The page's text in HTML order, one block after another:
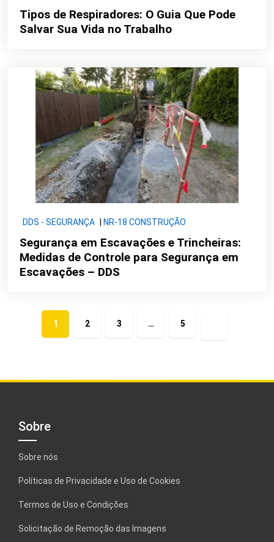
Tipos de Respiradores: O Guia Que Pode
Salvar Sua Vida no Trabalho
DDS - SEGURANÇA NR-18 CONSTRUÇÃO
Segurança em Escavações e Trincheiras:
Medidas de Controle para Segurança em
Escavações – DDS
1 2 3 …
5
Sobre
Sobre nós
Políticas de Privacidade e Uso de Cookies
Termos de Uso e Condições
Solicitação de Remoção das Imagens